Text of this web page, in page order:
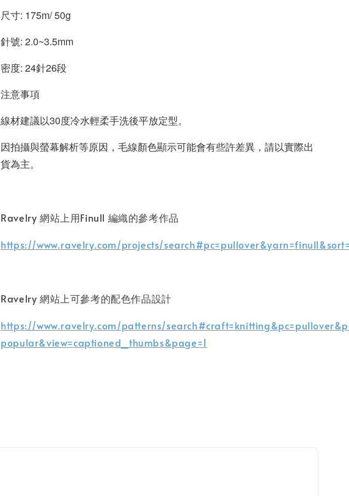
尺寸: 175m/ 50g
針號: 2.0~3.5mm
密度: 24針26段
注意事項
線材建議以30度冷水輕柔手洗後平放定型。
因拍攝與螢幕解析等原因，毛線顏色顯示可能會有些許差異，請以實際出
貨為主。
Ravelry 網站上用Finull 編織的參考作品
https://www.ravelry.com/projects/
Ravelry 網站上可參考的配色作品設計
https://www.ravelry.com/patterns/
popular&view=captioned_thumbs&page=1